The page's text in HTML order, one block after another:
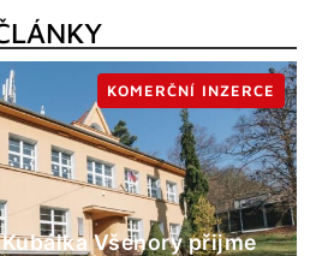
Všenory přijme
KOMERČNÍ INZERCE